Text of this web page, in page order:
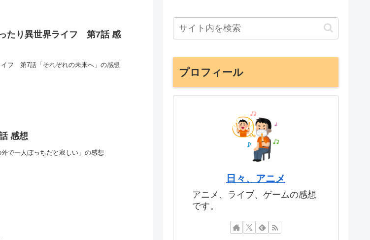
たり異世界ライフ 第7話 感
フ 第7話「それぞれの未来へ」の感想
感想
で一人ぼっちだと寂しい」の感想
プロフィール
日々、アニメ
アニメ、ライブ、ゲームの感想
です。